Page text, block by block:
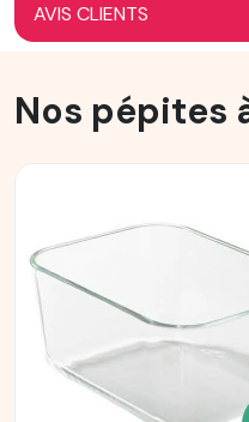
AVIS CLIENTS
Nos pépites